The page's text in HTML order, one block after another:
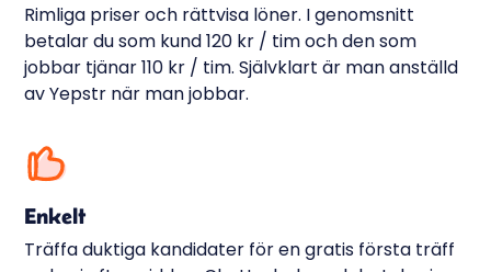
Rimliga priser och rättvisa löner. I genomsnitt
betalar du som kund 120 kr / tim och den som
jobbar tjänar 110 kr / tim. Självklart är man anställd
av Yepstr när man jobbar.
Enkelt
Träffa duktiga kandidater för en gratis första träff